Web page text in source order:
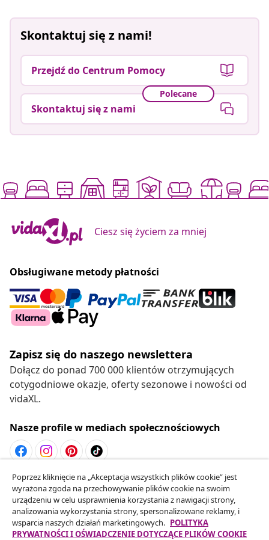
Skontaktuj się z nami!
Przejdź do Centrum Pomocy
Polecane
Skontaktuj się z nami
Ciesz się życiem za mniej
Obsługiwane metody płatności
Zapisz się do naszego newslettera
Dołącz do ponad 700 000 klientów otrzymujących
cotygodniowe okazje, oferty sezonowe i nowości od
vidaXL.
Nasze profile w mediach społecznościowych
Odstąpienie od umowy
Złóż wniosek o odstąpienie od umowy dotyczącej
Twojego zamówienia.
Poprzez kliknięcie na „Akceptacja wszystkich plików cookie” jest
wyrażona zgoda na przechowywanie plików cookie na swoim
urządzeniu w celu usprawnienia korzystania z nawigacji strony,
analizowania wykorzystania strony, spersonalizowane reklamy, i
wsparcia naszych działań marketingowych. POLITYKA
PRYWATNOŚCI I OŚWIADCZENIE DOTYCZĄCE PLIKÓW COOKIE